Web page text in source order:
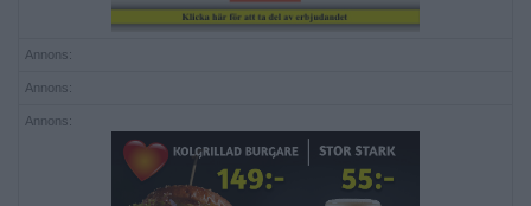
Annons:
Annons:
Annons: